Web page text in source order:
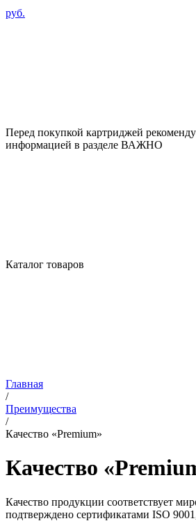
руб.
Перед покупкой картриджей
информацией в разделе ВАЖНО
Каталог товаров
Главная
/
Преимущества
/
Качество «Premium»
Качество
Качество продукции соответствует
подтверждено сертификатами ISO